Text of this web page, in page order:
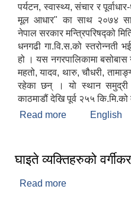
पर्यटन, स्वास्थ्य, संचार र
मूल आधार" का साथ २०७४
नेपाल सरकार मन्त्रिपरिषद्को
धनगढी गा.वि.स.को स्तरोन्नती
हो । यस नगरपालिकामा बसोबास
महतो, यादव, थारु, चौधरी,
रहेका छन् । यो स्थान समुद्री
काठमाडौं देखि पूर्व २५५ कि.मि.को
Read more about संक्षिप्त
English
घाइते व्यक्तिहरुको
Read more